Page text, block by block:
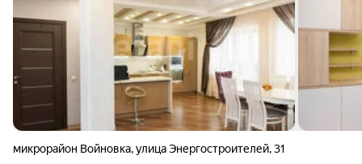
микрорайон Войновка,улица Энергостроителей,31